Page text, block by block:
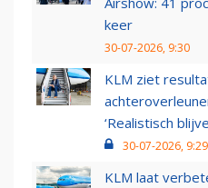
keer
30-07-2026, 9:30
KLM ziet
‘Realistisch
30-07-2026, 9:29
KLM laat